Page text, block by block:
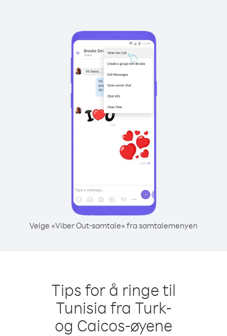
Velge «Viber Out-samtale» fra samtalemenyen
Tips for å ringe til
Tunisia fra Turk-
og Caicos-øyene